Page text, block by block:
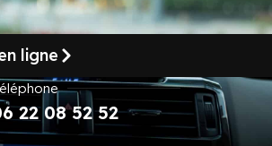
ligne
22 08 52 52